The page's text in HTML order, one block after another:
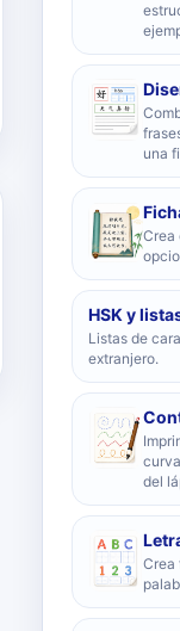
una
Crea
HSK y
Listas de
extranjero.
del
Crea